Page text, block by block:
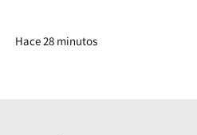
Hace 28 minutos